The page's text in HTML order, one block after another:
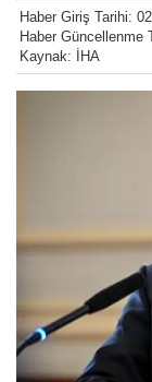
Haber Giriş Tarihi:
Haber Güncellenme
Kaynak: İHA